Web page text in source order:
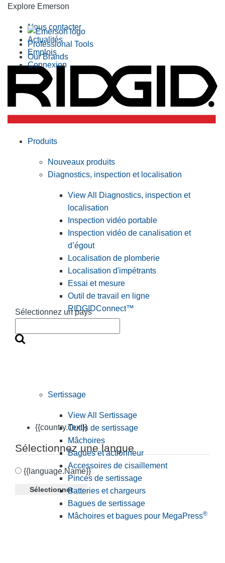
Explore Emerson
Professional Tools
Our Brands
Nous contacter
Actualités
Emplois
Connexion
Sélectionnez un pays
{{country.Text}}
Sélectionnez une langue
{{language.Name}}
Sélectionner
Produits
Nouveaux produits
Diagnostics, inspection et localisation
View All Diagnostics, inspection et
localisation
Inspection vidéo portable
Inspection vidéo de canalisation et
d’égout
Localisation de plomberie
Localisation d'impétrants
Essai et mesure
Outil de travail en ligne
RIDGIDConnect™
Sertissage
View All Sertissage
Outils de sertissage
Mâchoires
Bagues et actionneur
Accessoires de cisaillement
Pinces de sertissage
Batteries et chargeurs
Bagues de sertissage
Mâchoires et bagues pour MegaPress®